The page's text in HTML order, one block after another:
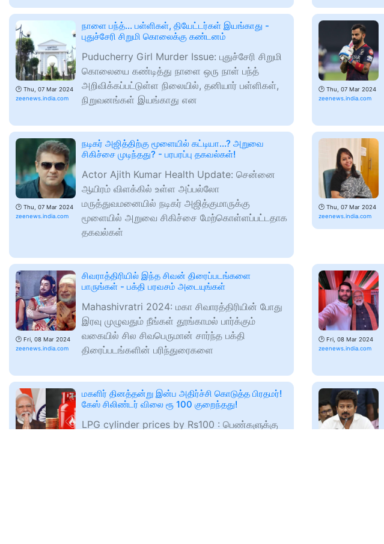
🕑 Thu, 07 Mar 2024
zeenews.india.com
நாளை பந்த்... பள்ளிகள், தியேட்டர்கள் இயங்காது -
புதுச்சேரி சிறுமி கொலைக்கு கண்டனம்
Puducherry Girl Murder Issue: புதுச்சேரி சிறுமி
கொலையை கண்டித்து நாளை ஒரு நாள் பந்த்
அறிவிக்கப்பட்டுள்ள நிலையில், தனியார் பள்ளிகள்,
நிறுவனங்கள் இயங்காது என
🕑 Thu, 07 Mar 2024
zeenews.india.com
🕑 Thu, 07 Mar 2024
zeenews.india.com
நடிகர் அஜித்திற்கு மூளையில் கட்டியா...? அறுவை
சிகிச்சை முடிந்தது? - பரபரப்பு தகவல்கள்!
Actor Ajith Kumar Health Update: சென்னை
ஆயிரம் விளக்கில் உள்ள அப்பல்லோ
மருத்துவமனையில் நடிகர் அஜித்குமாருக்கு
மூளையில் அறுவை சிகிச்சை மேற்கொள்ளப்பட்டதாக
தகவல்கள்
🕑 Thu, 07 Mar 2024
zeenews.india.com
🕑 Fri, 08 Mar 2024
zeenews.india.com
சிவராத்திரியில் இந்த சிவன் திரைப்படங்களை
பாருங்கள் - பக்தி பரவசம் அடையுங்கள்
Mahashivratri 2024: மகா சிவாரத்திரியின் போது
இரவு முழுவதும் நீங்கள் தூங்காமல் பார்க்கும்
வகையில் சில சிவபெருமான் சார்ந்த பக்தி
திரைப்படங்களின் பரிந்துரைகளை
🕑 Fri, 08 Mar 2024
zeenews.india.com
மகளிர் தினத்தன்று இன்ப அதிர்ச்சி கொடுத்த பிரதமர்!
கேஸ் சிலிண்டர் விலை ரூ 100 குறைந்தது!
LPG cylinder prices by Rs100 : பெண்களுக்கு